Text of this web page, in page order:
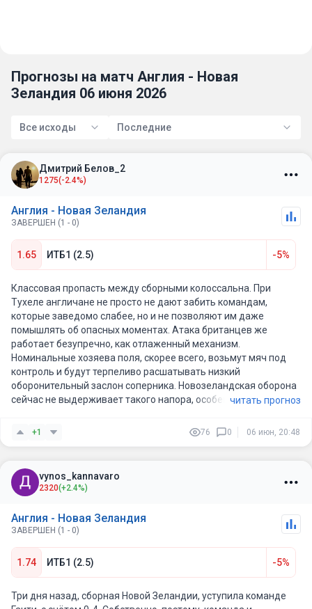
Прогнозы на матч Англия - Новая
Зеландия 06 июня 2026
Все исходы Последние
Дмитрий Белов_2
1275(-2.4%)
Англия - Новая Зеландия
ЗАВЕРШЕН (1 - 0)
1.65 ИТБ1 (2.5) -5%
Классовая пропасть между сборными колоссальна. При
Тухеле англичане не просто не дают забить командам,
которые заведомо слабее, но и не позволяют им даже
помышлять об опасных моментах. Атака британцев же
работает безупречно, как отлаженный механизм.
Номинальные хозяева поля, скорее всего, возьмут мяч под
контроль и будут терпеливо расшатывать низкий
оборонительный заслон соперника. Новозеландская оборона
сейчас не выдерживает такого напора, особенно в сочетании
игре с Гаити. В таких обстоятельствах разгромная победа
имеются
читать прогноз
+1 76 0 06 июн, 20:48
vynos_kannavaro
2320(+2.4%)
Англия - Новая Зеландия
ЗАВЕРШЕН (1 - 0)
1.74 ИТБ1 (2.5) -5%
Три дня назад, сборная Новой Зеландии, уступила команде